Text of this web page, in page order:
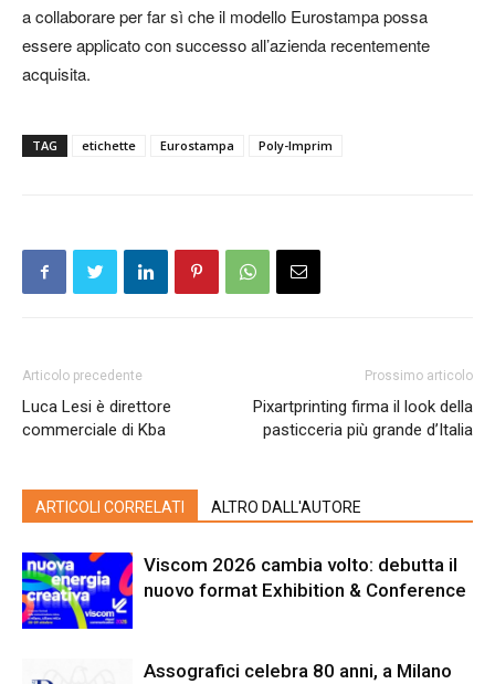
a collaborare per far sì che il modello Eurostampa possa
essere applicato con successo all’azienda recentemente
acquisita.
TAG etichette Eurostampa Poly-Imprim
Articolo precedente
Luca Lesi è direttore
commerciale di Kba
Prossimo articolo
Pixartprinting firma il look della
pasticceria più grande d’Italia
ARTICOLI CORRELATI ALTRO DALL'AUTORE
Viscom 2026 cambia volto: debutta il
nuovo format Exhibition & Conference
Assografici celebra 80 anni, a Milano